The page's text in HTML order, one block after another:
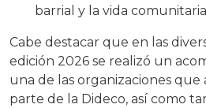
barrial y la vida
Cabe destacar que en las
edición 2026 se realizó un
una de las organizaciones
parte de la Dideco, así como